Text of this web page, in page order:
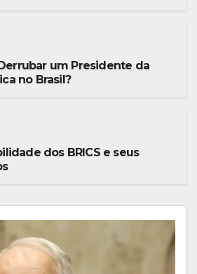
um Presidente da
no Brasil?
dos BRICS e seus